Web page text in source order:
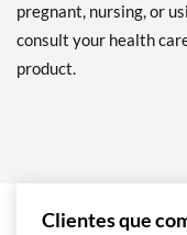
pregnant, nursing, or
consult your health
product.
Clientes que